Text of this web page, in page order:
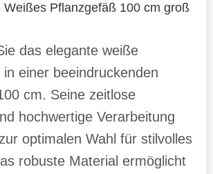
Weißes Pflanzgefäß 100 cm groß
das elegante weiße
einer beeindruckenden
cm. Seine zeitlose
hochwertige Verarbeitung
optimalen Wahl für stilvolles
robuste Material ermöglicht